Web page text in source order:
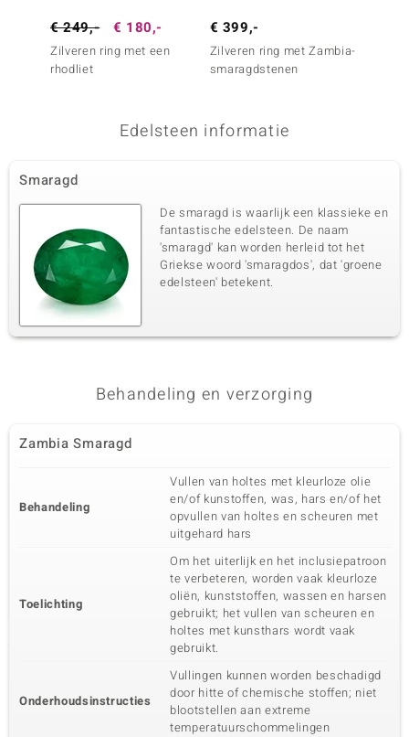
Rozekleurige Saffier 6 à 1,1 mm
Karaatgewicht som
0,035 ct
Slijpvorm
Rond geslepen
€ 249,- € 180,-
Zilveren ring met een
rhodliet
€ 399,-
Zilveren ring met Zambia-
smaragdstenen
Edelsteen informatie
Smaragd
De smaragd is waarlijk een klassieke en
fantastische edelsteen. De naam
'smaragd' kan worden herleid tot het
Griekse woord 'smaragdos', dat 'groene
edelsteen' betekent.
Behandeling en verzorging
Zambia Smaragd
Behandeling
Vullen van holtes met kleurloze olie
en/of kunstoffen, was, hars en/of het
opvullen van holtes en scheuren met
uitgehard hars
Toelichting
Om het uiterlijk en het inclusiepatroon
te verbeteren, worden vaak kleurloze
oliën, kunststoffen, wassen en harsen
gebruikt; het vullen van scheuren en
holtes met kunsthars wordt vaak
gebruikt.
Onderhoudsinstructies
Vullingen kunnen worden beschadigd
door hitte of chemische stoffen; niet
blootstellen aan extreme
temperatuurschommelingen